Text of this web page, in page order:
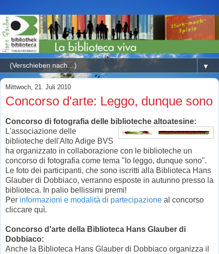
▼
Mittwoch, 21. Juli 2010
Concorso d'arte: Leggo, dunque sono
Concorso di fotografia delle biblioteche altoatesine:
L'associazione delle
biblioteche dell'Alto Adige BVS
ha organizzato in collaborazione con le biblioteche un
concorso di fotografia come tema "Io leggo, dunque sono".
Le foto dei participanti, che sono iscritti alla Biblioteca Hans
Glauber di Dobbiaco, verranno esposte in autunno presso la
biblioteca. In palio bellissimi premi!
Per informazioni e modalità di partecipazione al concorso
cliccare quì.
Concorso d'arte della Biblioteca Hans Glauber di
Dobbiaco:
Anche la Biblioteca Hans Glauber di Dobbiaco organizza il